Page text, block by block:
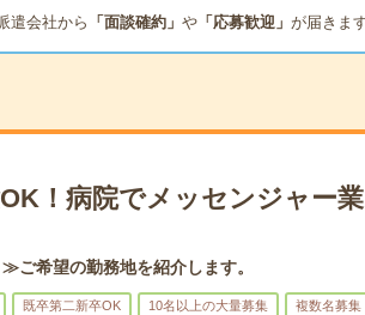
遣会社から 「面談確約」 や「応募歓迎」 が届きま
！病院でメッセンジャー業
希望の勤務地を紹介します。
既卒第二新卒OK 10名以上の大量募集 複数名募集